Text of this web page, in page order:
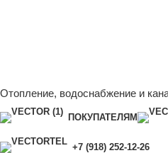
Отопление, водоснабжение и
ПОКУПАТЕЛЯМ
+7 (918) 252-12-26